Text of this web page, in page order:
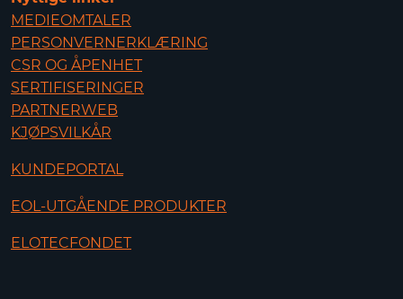
MEDIEOMTALER
PERSONVERNERKLÆRING
CSR OG ÅPENHET
SERTIFISERINGER
PARTNERWEB
KJØPSVILKÅR
KUNDEPORTAL
EOL-UTGÅENDE PRODUKTER
ELOTECFONDET